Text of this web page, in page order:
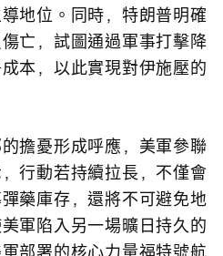
地位。同時，特朗普明確
亡，試圖通過軍事打擊降
本，以此實現對伊施壓的
擔憂形成呼應，美軍參聯
行動若持續拉長，不僅會
藥庫存，還將不可避免地
軍陷入另一場曠日持久的
部署的核心力量福特號航